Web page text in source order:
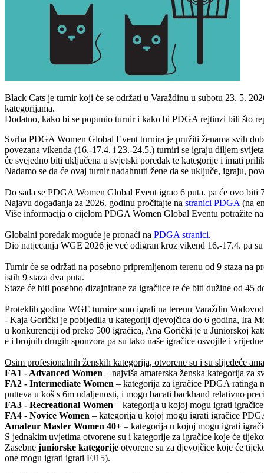
Black Cats je turnir koji će se održati u Varaždinu u subotu 23. 5.
kategorijama.
Dodatno, kako bi se popunio turnir i kako bi PDGA rejtinzi bili što
Svrha PDGA Women Global Event turnira je pružiti ženama svih
povezana vikenda (16.-17.4. i 23.-24.5.) turniri se igraju diljem
će svejedno biti uključena u svjetski poredak te kategorije i imati
Nadamo se da će ovaj turnir nadahnuti žene da se uključe, igraju,
Do sada se PDGA Women Global Event igrao 6 puta. pa će ovo biti
Najavu događanja za 2026. godinu pročitajte na stranici PDGA (na
Više informacija o cijelom PDGA Women Global Eventu potražite
Globalni poredak moguće je pronaći na PDGA stranici.
Dio natjecanja WGE 2026 je već odigran kroz vikend 16.-17.4. pa
Turnir će se održati na posebno pripremljenom terenu od 9 staza na
istih 9 staza dva puta.
Staze će biti posebno dizajnirane za igračiice te će biti dužine od 45
Proteklih godina WGE turnire smo igrali na terenu Varaždin
- Kaja Gorički je pobijedila u kategoriji djevojčica do 6 godina, Ira
u konkurenciji od preko 500 igračica, Ana Gorički je u Juniorskoj
e i brojnih drugih sponzora pa su tako naše igračice osvojile i
Osim profesionalnih ženskih kategorija, otvorene su i su slijedeće
FA1 - Advanced Women – najviša amaterska ženska kategorija za
FA2 - Intermediate Women – kategorija za igračice PDGA ratinga
putteva u koš s 6m udaljenosti, i mogu bacati backhand relativno
FA3 - Recreational Women – kategorija u kojoj mogu igrati
FA4 - Novice Women – kategorija u kojoj mogu igrati igračice
Amateur Master Women 40+ – kategorija u kojoj mogu igrati
S jednakim uvjetima otvorene su i kategorije za igračice koje će
Zasebne juniorske kategorije otvorene su za djevojčice koje će
one mogu igrati igrati FJ15).